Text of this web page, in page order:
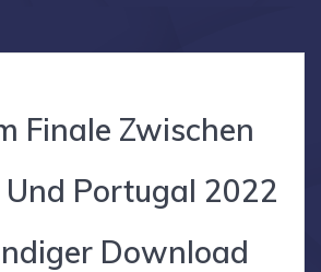
Finale Zwischen
Portugal 2022
Download